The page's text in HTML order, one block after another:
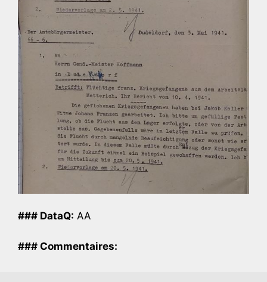
### DataQ: AA
### Commentaires: